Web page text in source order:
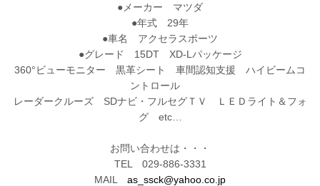
●メーカー マツダ
●年式 29年
●車名 アクセラスポーツ
●グレード 15DT XD-Lパッケージ
360°ビューモニター 黒革シート 車間認知支援 ハイビームコ
ントロール
レーダークルーズ SDナビ・フルセグＴＶ ＬＥＤライト＆フォ
グ etc…
お問い合わせは・・・
TEL 029-886-3331
MAIL as_ssck@yahoo.co.jp